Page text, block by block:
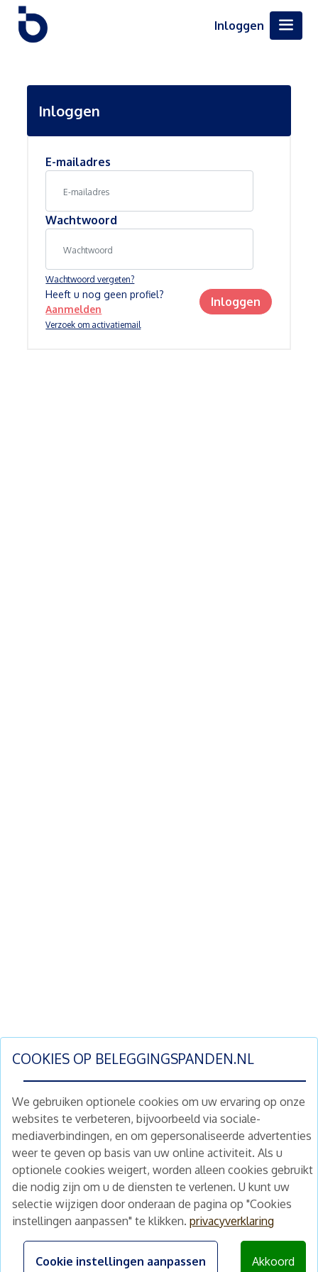
COOKIES OP BELEGGINGSPANDEN.NL
We gebruiken optionele cookies om uw ervaring op onze
websites te verbeteren, bijvoorbeeld via sociale-
mediaverbindingen, en om gepersonaliseerde advertenties
weer te geven op basis van uw online activiteit. Als u
optionele cookies weigert, worden alleen cookies gebruikt
die nodig zijn om u de diensten te verlenen. U kunt uw
selectie wijzigen door onderaan de pagina op "Cookies
instellingen aanpassen" te klikken. privacyverklaring
Cookie instellingen aanpassen Akkoord
Inloggen
Inloggen
E-mailadres
Wachtwoord
Wachtwoord vergeten?
Verzoek om activatiemail
Heeft u nog geen profiel?
Aanmelden
Inloggen
Schrijf je nu in en ontvang wekelijks ons
nieuwe aanbod vastgoedbeleggingen.
Nieuwsbrief Abonneren
Home
Te koop
Nieuws
Schimmelstraat 5H
1053 TA Amsterdam
+31 (0) 30 225 31 12